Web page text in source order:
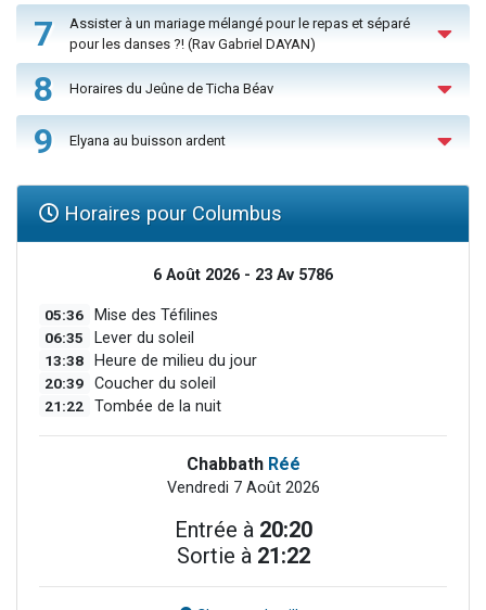
7
Assister à un mariage mélangé pour le repas et séparé
pour les danses ?! (Rav Gabriel DAYAN)
8 Horaires du Jeûne de Ticha Béav
9 Elyana au buisson ardent
Horaires pour Columbus
6 Août 2026 - 23 Av 5786
05:36 Mise des Téfilines
06:35 Lever du soleil
13:38 Heure de milieu du jour
20:39 Coucher du soleil
21:22 Tombée de la nuit
Chabbath Réé
Vendredi 7 Août 2026
Entrée à 20:20
Sortie à 21:22